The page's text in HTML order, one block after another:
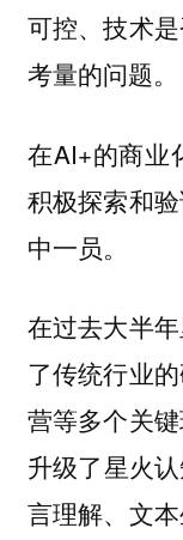
可控、技术
考量的问题。
在AI+的商业
积极探索和
中一员。
在过去大半
了传统行业
营等多个关
升级了星火
言理解、文